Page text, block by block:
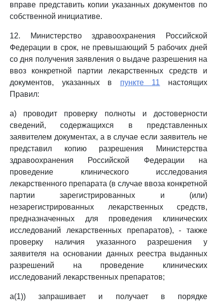
вправе представить копии указанных документов по
собственной инициативе.
12. Министерство здравоохранения Российской
Федерации в срок, не превышающий 5 рабочих дней
со дня получения заявления о выдаче разрешения на
ввоз конкретной партии лекарственных средств и
документов, указанных в пункте 11 настоящих
Правил:
а) проводит проверку полноты и достоверности
сведений, содержащихся в представленных
заявителем документах, а в случае если заявитель не
представил копию разрешения Министерства
здравоохранения Российской Федерации на
проведение клинического исследования
лекарственного препарата (в случае ввоза конкретной
партии зарегистрированных и (или)
незарегистрированных лекарственных средств,
предназначенных для проведения клинических
исследований лекарственных препаратов), - также
проверку наличия указанного разрешения у
заявителя на основании данных реестра выданных
разрешений на проведение клинических
исследований лекарственных препаратов;
а(1)) запрашивает и получает в порядке